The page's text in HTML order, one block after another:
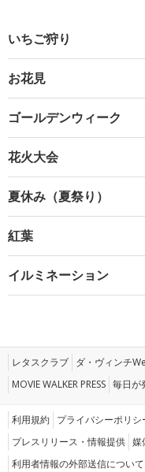
いちご狩り
お花見
ゴールデンウィーク
花火大会
夏休み（夏祭り）
紅葉
イルミネーション
レタスクラブ ダ・ヴィンチ
MOVIE WALKER PRESS 毎日が
利用規約 プライバシーポリシ
プレスリリース・情報提供 媒
利用者情報の外部送信について